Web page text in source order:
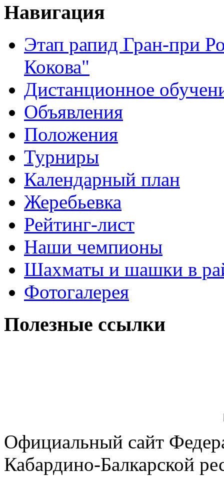
Навигация
Этап рапид Гран-при
Кокова"
Дистанционное
Объявления
Положения
Турниры
Календарный план
Жеребьевка
Рейтинг-лист
Наши чемпионы
Шахматы и шашки в
Фотогалерея
Полезные ссылки
Официальный сайт
Кабардино-Балкарской